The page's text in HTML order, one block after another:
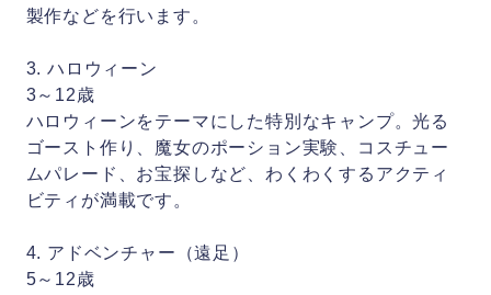
製作などを行います。
3. ハロウィーン
3～12歳
ハロウィーンをテーマにした特別なキャンプ。光る
ゴースト作り、魔女のポーション実験、コスチュー
ムパレード、お宝探しなど、わくわくするアクティ
ビティが満載です。
4. アドベンチャー（遠足）
5～12歳